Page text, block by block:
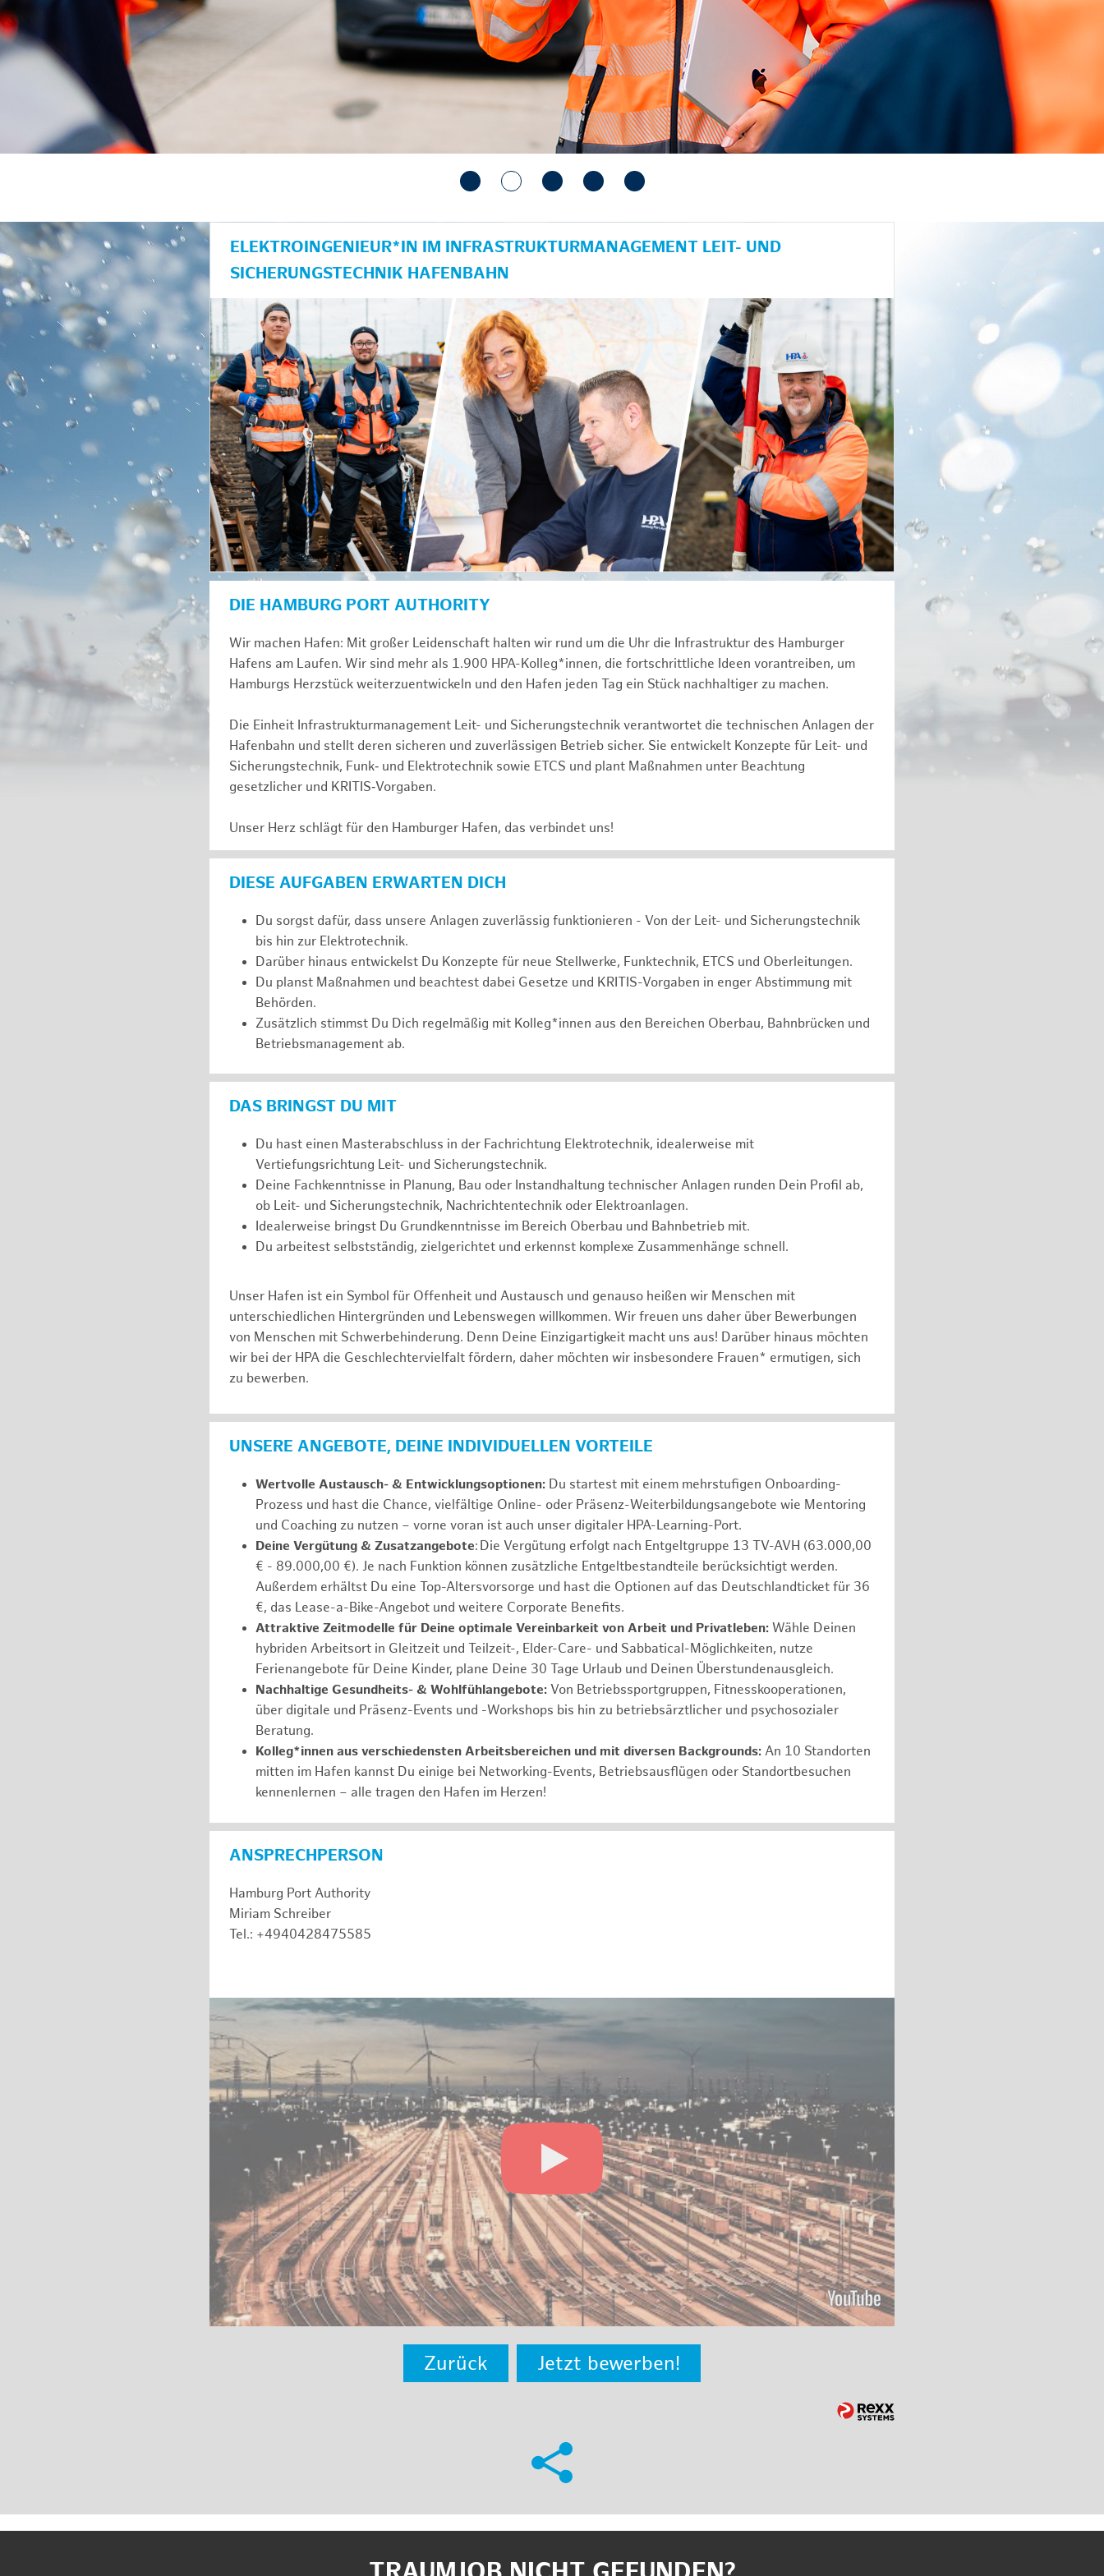
anzeigen/schließen
ELEKTROINGENIEUR*IN IM INFRASTRUKTURMANAGEMENT LEIT- UND
SICHERUNGSTECHNIK HAFENBAHN
DIE HAMBURG PORT AUTHORITY
Wir machen Hafen: Mit großer Leidenschaft halten wir rund um die Uhr die Infrastruktur des Hamburger
Hafens am Laufen. Wir sind mehr als 1.900 HPA-Kolleg*innen, die fortschrittliche Ideen vorantreiben, um
Hamburgs Herzstück weiterzuentwickeln und den Hafen jeden Tag ein Stück nachhaltiger zu machen.
Die Einheit Infrastrukturmanagement Leit- und Sicherungstechnik verantwortet die technischen Anlagen der
Hafenbahn und stellt deren sicheren und zuverlässigen Betrieb sicher. Sie entwickelt Konzepte für Leit- und
Sicherungstechnik, Funk‑ und Elektrotechnik sowie ETCS und plant Maßnahmen unter Beachtung
gesetzlicher und KRITIS‑Vorgaben.
Unser Herz schlägt für den Hamburger Hafen, das verbindet uns!
DIESE AUFGABEN ERWARTEN DICH
Du sorgst dafür, dass unsere Anlagen zuverlässig funktionieren - Von der Leit- und Sicherungstechnik
bis hin zur Elektrotechnik.
Darüber hinaus entwickelst Du Konzepte für neue Stellwerke, Funktechnik, ETCS und Oberleitungen.
Du planst Maßnahmen und beachtest dabei Gesetze und KRITIS-Vorgaben in enger Abstimmung mit
Behörden.
Zusätzlich stimmst Du Dich regelmäßig mit Kolleg*innen aus den Bereichen Oberbau, Bahnbrücken und
Betriebsmanagement ab.
DAS BRINGST DU MIT
Du hast einen Masterabschluss in der Fachrichtung Elektrotechnik, idealerweise mit
Vertiefungsrichtung Leit- und Sicherungstechnik.
Deine Fachkenntnisse in Planung, Bau oder Instandhaltung technischer Anlagen runden Dein Profil ab,
ob Leit- und Sicherungstechnik, Nachrichtentechnik oder Elektroanlagen.
Idealerweise bringst Du Grundkenntnisse im Bereich Oberbau und Bahnbetrieb mit.
Du arbeitest selbstständig, zielgerichtet und erkennst komplexe Zusammenhänge schnell.
Unser Hafen ist ein Symbol für Offenheit und Austausch und genauso heißen wir Menschen mit
unterschiedlichen Hintergründen und Lebenswegen willkommen. Wir freuen uns daher über Bewerbungen
von Menschen mit Schwerbehinderung. Denn Deine Einzigartigkeit macht uns aus! Darüber hinaus möchten
wir bei der HPA die Geschlechtervielfalt fördern, daher möchten wir insbesondere Frauen* ermutigen, sich
zu bewerben.
UNSERE ANGEBOTE, DEINE INDIVIDUELLEN VORTEILE
Wertvolle Austausch- & Entwicklungsoptionen: Du startest mit einem mehrstufigen Onboarding-
Prozess und hast die Chance, vielfältige Online- oder Präsenz-Weiterbildungsangebote wie Mentoring
und Coaching zu nutzen – vorne voran ist auch unser digitaler HPA-Learning-Port.
Deine Vergütung & Zusatzangebote: Die Vergütung erfolgt nach Entgeltgruppe 13 TV-AVH (63.000,00
€ - 89.000,00 €). Je nach Funktion können zusätzliche Entgeltbestandteile berücksichtigt werden.
Außerdem erhältst Du eine Top-Altersvorsorge und hast die Optionen auf das Deutschlandticket für 36
€, das Lease-a-Bike-Angebot und weitere Corporate Benefits.
Attraktive Zeitmodelle für Deine optimale Vereinbarkeit von Arbeit und Privatleben: Wähle Deinen
hybriden Arbeitsort in Gleitzeit und Teilzeit-, Elder-Care- und Sabbatical-Möglichkeiten, nutze
Ferienangebote für Deine Kinder, plane Deine 30 Tage Urlaub und Deinen Überstundenausgleich.
Nachhaltige Gesundheits- & Wohlfühlangebote: Von Betriebssportgruppen, Fitnesskooperationen,
über digitale und Präsenz-Events und -Workshops bis hin zu betriebsärztlicher und psychosozialer
Beratung.
Kolleg*innen aus verschiedensten Arbeitsbereichen und mit diversen Backgrounds: An 10 Standorten
mitten im Hafen kannst Du einige bei Networking-Events, Betriebsausflügen oder Standortbesuchen
kennenlernen – alle tragen den Hafen im Herzen!
ANSPRECHPERSON
Hamburg Port Authority
Miriam Schreiber
Tel.: +4940428475585
Zurück Jetzt bewerben!